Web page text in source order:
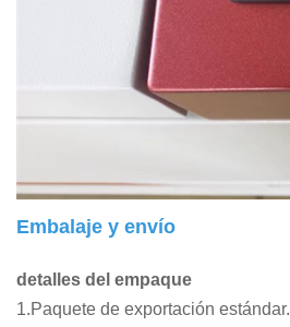
Embalaje y envío
detalles del empaque
1.Paquete de exportación estándar.